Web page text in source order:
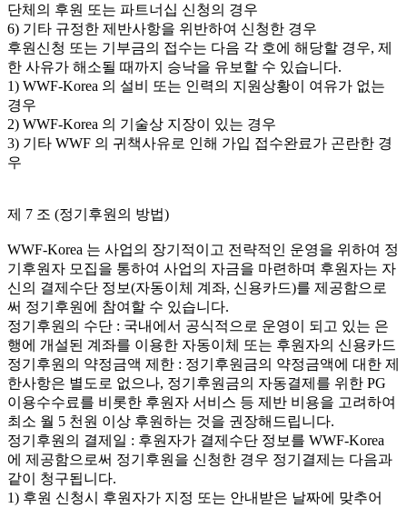
단체의 후원 또는 파트너십 신청의 경우
6) 기타 규정한 제반사항을 위반하여 신청한 경우
후원신청 또는 기부금의 접수는 다음 각 호에 해당할 경우, 제
한 사유가 해소될 때까지 승낙을 유보할 수 있습니다.
1) WWF-Korea 의 설비 또는 인력의 지원상황이 여유가 없는
경우
2) WWF-Korea 의 기술상 지장이 있는 경우
3) 기타 WWF 의 귀책사유로 인해 가입 접수완료가 곤란한 경
우
제 7 조 (정기후원의 방법)
WWF-Korea 는 사업의 장기적이고 전략적인 운영을 위하여 정
기후원자 모집을 통하여 사업의 자금을 마련하며 후원자는 자
신의 결제수단 정보(자동이체 계좌, 신용카드)를 제공함으로
써 정기후원에 참여할 수 있습니다.
정기후원의 수단 : 국내에서 공식적으로 운영이 되고 있는 은
행에 개설된 계좌를 이용한 자동이체 또는 후원자의 신용카드
정기후원의 약정금액 제한 : 정기후원금의 약정금액에 대한 제
한사항은 별도로 없으나, 정기후원금의 자동결제를 위한 PG
이용수수료를 비롯한 후원자 서비스 등 제반 비용을 고려하여
최소 월 5 천원 이상 후원하는 것을 권장해드립니다.
정기후원의 결제일 : 후원자가 결제수단 정보를 WWF-Korea
에 제공함으로써 정기후원을 신청한 경우 정기결제는 다음과
같이 청구됩니다.
1) 후원 신청시 후원자가 지정 또는 안내받은 날짜에 맞추어